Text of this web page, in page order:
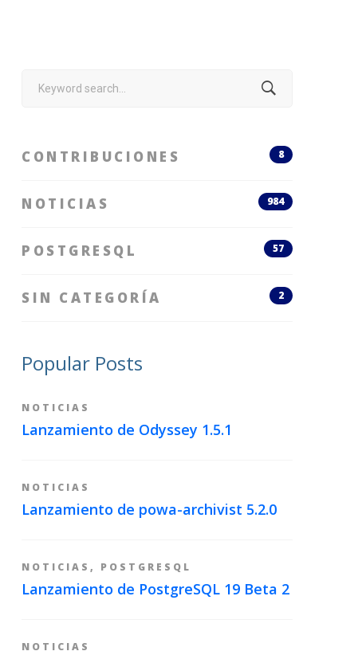
Search
CONTRIBUCIONES 8
NOTICIAS 984
POSTGRESQL 57
SIN CATEGORÍA 2
Popular Posts
NOTICIAS
Lanzamiento de Odyssey 1.5.1
NOTICIAS
Lanzamiento de powa-archivist 5.2.0
NOTICIAS , POSTGRESQL
Lanzamiento de PostgreSQL 19 Beta 2
NOTICIAS